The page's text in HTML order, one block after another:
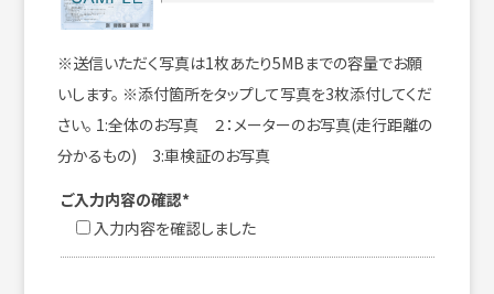
※送信いただく写真は1枚あたり5MBまでの容量でお願
いします。 ※添付箇所をタップして写真を3枚添付してくだ
さい。 1:全体のお写真 ２：メーターのお写真(走行距離の
分かるもの) 3:車検証のお写真
ご入力内容の確認*
入力内容を確認しました